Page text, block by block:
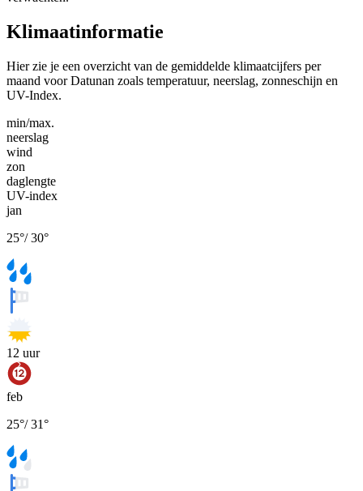
Klimaatinformatie
Hier zie je een overzicht van de gemiddelde klimaatcijfers per
maand voor Datunan zoals temperatuur, neerslag, zonneschijn en
UV-Index.
min/max.
neerslag
wind
zon
daglengte
UV-index
jan
25°/30°
12 uur
feb
25°/31°